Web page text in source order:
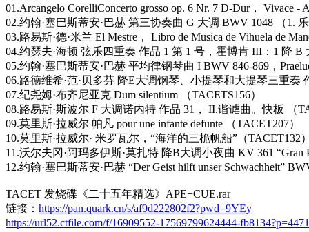
01.Arcangelo CorelliConcerto grosso op. 6 Nr. 7 D-Dur， Vivace -
02.约翰·塞巴斯蒂安·巴赫 第三协奏曲 G 大调 BWV 1048 （1.
03.路易斯·德·米兰 El Mestre， Libro de Musica de Vihuela de
04.约瑟夫·海顿 弦乐四重奏 作品 1 第 1 号，霍博肯 III：1 降 B
05.约翰·塞巴斯蒂安·巴赫 平均律钢琴曲 I BWV 846-869，
06.路德维希·范·贝多芬 降E大调钢琴、小提琴和大提琴三重奏
07.纪尧姆·布齐尼亚克 Dum silentium （TACETS156）
08.路易斯·斯波尔 F 大调诺内特 作品 31， II.谐谑曲。快板 （
09.莫里斯·拉威尔 帕凡 pour une infante defunte （TACET207）
10.莫里斯·拉威尔· 米罗瓦尔，“海洋的三桅帆船”（TACET132
11.沃尔夫冈·阿玛多伊斯·莫扎特 降B大调小夜曲 KV 361 “Gran
12.约翰·塞巴斯蒂安·巴赫 “Der Geist hilft unser Schwachheit”
TACET 发烧碟《二十五年精选》APE+CUE.rar
链接： https://pan.quark.cn/s/af9d222802f2?pwd=9YEy
https://url52.ctfile.com/f/16909552-17569799624444-fb8134?p=4471